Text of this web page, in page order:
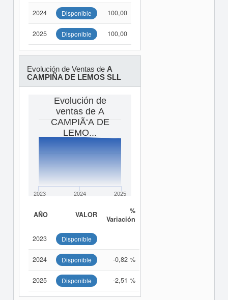
2024 Disponible 100,00
2025 Disponible 100,00
Evolución de Ventas de A
CAMPIÑA DE LEMOS SLL
Evolución de
ventas de A
CAMPIÃ‘A DE
LEMO...
2023 2024 2025
AÑO VALOR
%
Variación
2023 Disponible
2024 Disponible -0,82 %
2025 Disponible -2,51 %